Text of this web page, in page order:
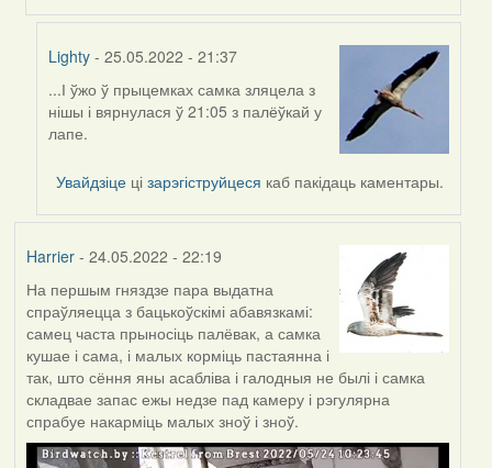
Lighty - 25.05.2022 - 21:37
In
reply
to
Lighty
...І ўжо ў прыцемках самка зляцела з
нішы і вярнулася ў 21:05 з палёўкай у
лапе.
Увайдзіце цізарэгіструйцеся каб пакідаць каментары.
Harrier- 24.05.2022 - 22:19
На першым гняздзе пара выдатна
спраўляецца з бацькоўскімі абавязкамі:
самец часта прыносіць палёвак, а самка
кушае і сама, і малых корміць пастаянна і
так, што сёння яны асабліва і галодныя не былі і самка
складвае запас ежы недзе пад камеру і рэгулярна
спрабуе накарміць малых зноў і зноў.